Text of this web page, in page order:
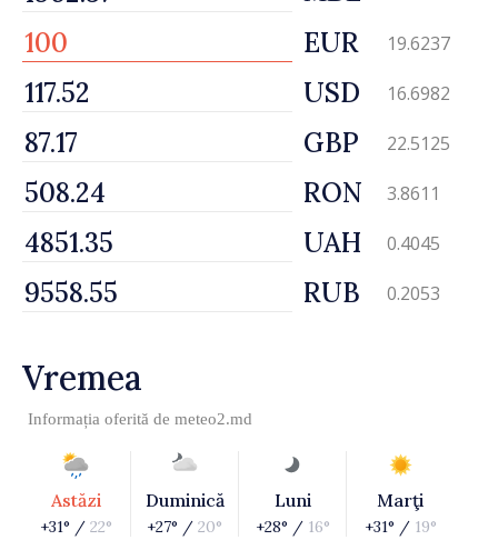
EUR 19.6237
USD 16.6982
GBP 22.5125
RON 3.8611
UAH 0.4045
RUB 0.2053
Vremea
Informația oferită de meteo2.md
Astăzi
+31° / 22°
Duminică
+27° / 20°
Luni
+28° / 16°
Marţi
+31° / 19°